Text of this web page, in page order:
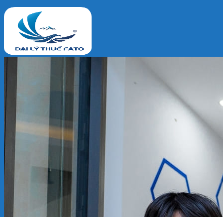
KẾ TOÁN – THUẾ
ĐẠI LÝ THUẾ
PHÁP LÝ DOANH NGHIỆP
Kiến thức chuyên ngành